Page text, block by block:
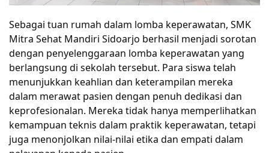
Sebagai tuan rumah dalam lomba keperawatan, SMK
Mitra Sehat Mandiri Sidoarjo berhasil menjadi sorotan
dengan penyelenggaraan lomba keperawatan yang
berlangsung di sekolah tersebut. Para siswa telah
menunjukkan keahlian dan keterampilan mereka
dalam merawat pasien dengan penuh dedikasi dan
keprofesionalan. Mereka tidak hanya memperlihatkan
kemampuan teknis dalam praktik keperawatan, tetapi
juga menonjolkan nilai-nilai etika dan empati dalam